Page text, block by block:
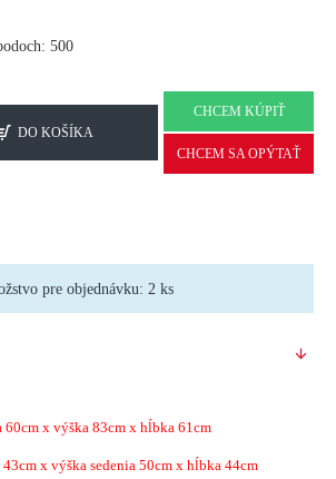
500
DO KOŠÍKA
CHCEM KÚPIŤ
CHCEM SA OPÝTAŤ
pre objednávku: 2 ks
x výška 83cm x hĺbka 61cm
x výška sedenia 50cm x hĺbka 44cm